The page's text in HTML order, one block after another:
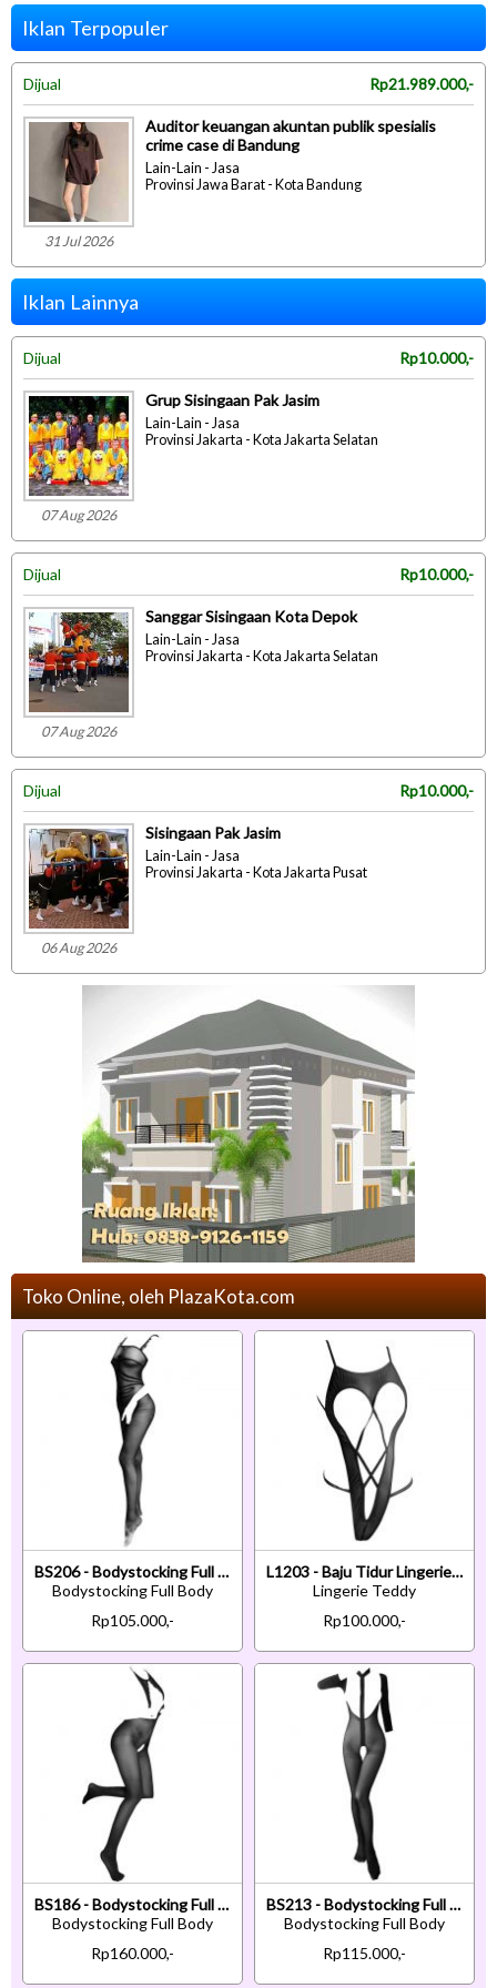
Iklan Terpopuler
Dijual Rp21.989.000,-
31 Jul 2026
Auditor keuangan akuntan publik spesialis
crime case di Bandung
Lain-Lain - Jasa
Provinsi Jawa Barat - Kota Bandung
Iklan Lainnya
Dijual Rp10.000,-
07 Aug 2026
Grup Sisingaan Pak Jasim
Lain-Lain - Jasa
Provinsi Jakarta - Kota Jakarta Selatan
Dijual Rp10.000,-
07 Aug 2026
Sanggar Sisingaan Kota Depok
Lain-Lain - Jasa
Provinsi Jakarta - Kota Jakarta Selatan
Dijual Rp10.000,-
06 Aug 2026
Sisingaan Pak Jasim
Lain-Lain - Jasa
Provinsi Jakarta - Kota Jakarta Pusat
Toko Online, oleh PlazaKota.com
BS206 - Bodystocking Full Body Hitam Transparan Crotchless
Bodystocking Full Body
Rp105.000,-
L1203 - Baju Tidur Lingerie Teddy Bodysuit Dress Hitam Transparan Open Cup
Lingerie Teddy
Rp100.000,-
BS186 - Bodystocking Full Body Halterneck Hitam Transparan Crotchless
Bodystocking Full Body
Rp160.000,-
BS213 - Bodystocking Full Body Hitam Transparan Lengan Panjang Open Cup Crotchless
Bodystocking Full Body
Rp115.000,-